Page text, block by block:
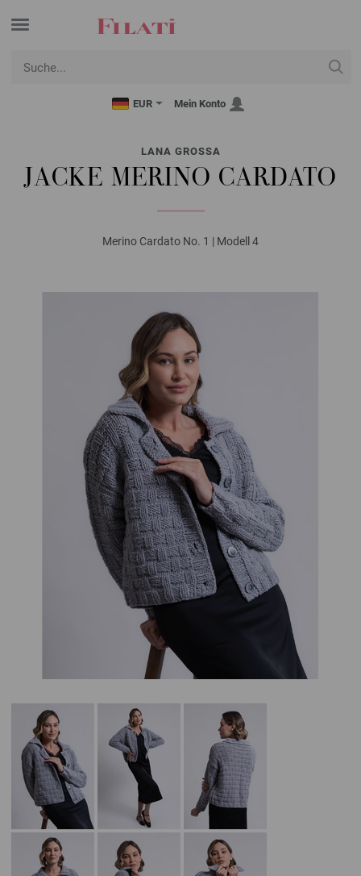
EUR Mein Konto
LANA GROSSA
JACKE MERINO CARDATO
Merino Cardato No. 1 | Modell 4